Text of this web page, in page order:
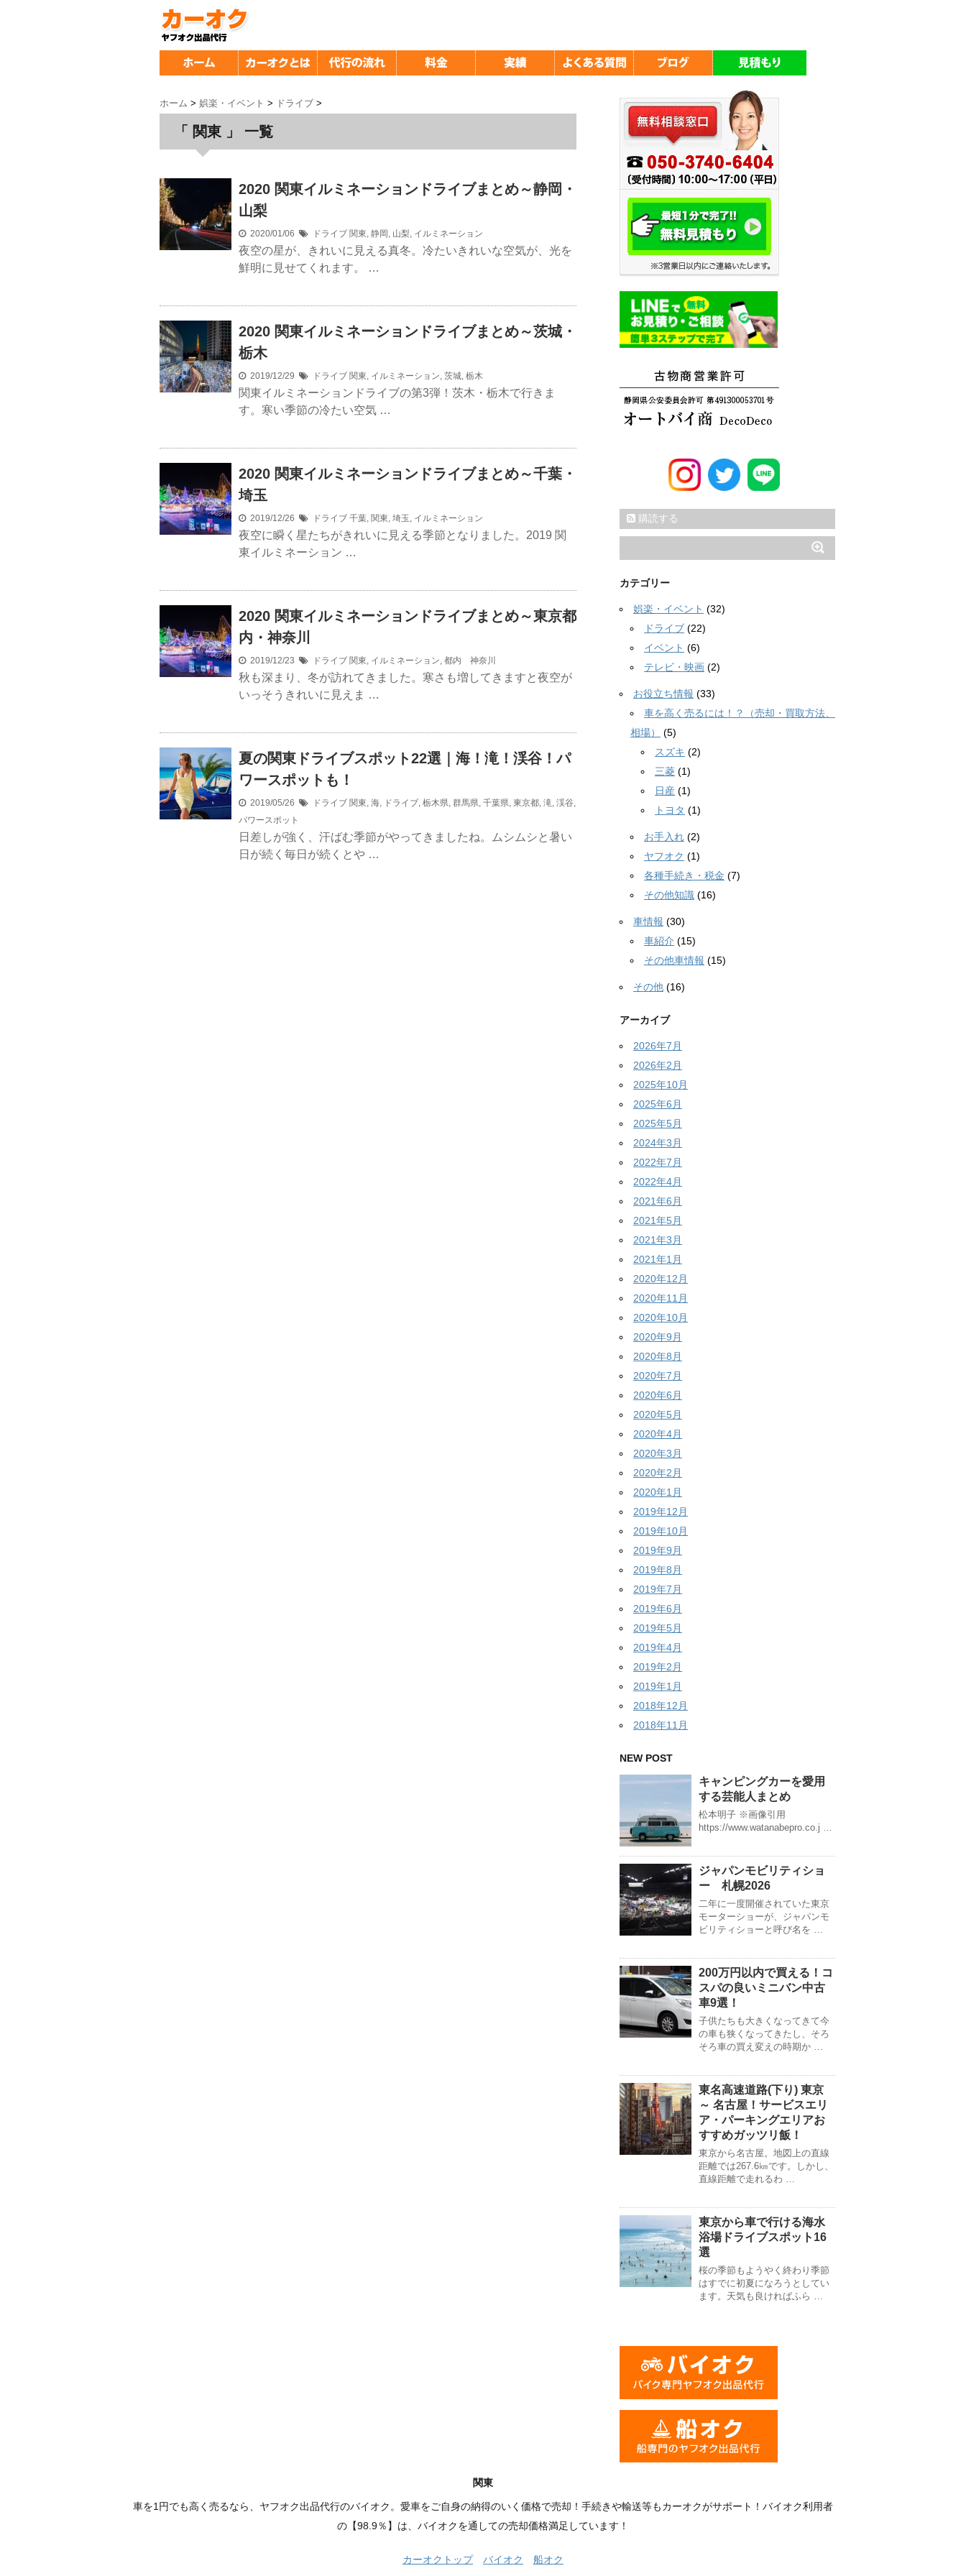
ホーム > 娯楽・イベント > ドライブ >
「 関東 」 一覧
2020 関東イルミネーションドライブまとめ～静岡・
山梨
2020/01/06 ドライブ 関東, 静岡 , 山梨, イルミネーション
夜空の星が、きれいに見える真冬。冷たいきれいな空気が、光を
鮮明に見せてくれます。 …
2020 関東イルミネーションドライブまとめ～茨城・
栃木
2019/12/29 ドライブ 関東, イルミネーション, 茨城, 栃木
関東イルミネーションドライブの第3弾！茨木・栃木で行きま
す。寒い季節の冷たい空気 …
2020 関東イルミネーションドライブまとめ～千葉・
埼玉
2019/12/26 ドライブ 千葉, 関東, 埼玉, イルミネーション
夜空に瞬く星たちがきれいに見える季節となりました。2019 関
東イルミネーション …
2020 関東イルミネーションドライブまとめ～東京都
内・神奈川
2019/12/23 ドライブ 関東, イルミネーション, 都内 神奈川
秋も深まり、冬が訪れてきました。寒さも増してきますと夜空が
いっそうきれいに見えま …
夏の関東ドライブスポット22選｜海！滝！渓谷！パ
ワースポットも！
2019/05/26 ドライブ 関東, 海, ドライブ, 栃木県, 群馬県, 千葉県, 東京都, 滝, 渓谷,
パワースポット
日差しが強く、汗ばむ季節がやってきましたね。ムシムシと暑い
日が続く毎日が続くとや …
購読する
カテゴリー
娯楽・イベント (32)
ドライブ (22)
イベント (6)
テレビ・映画 (2)
お役立ち情報 (33)
車を高く売るには！？（売却・買取方法、
相場）
(5)
スズキ (2)
三菱 (1)
日産 (1)
トヨタ (1)
お手入れ (2)
ヤフオク (1)
各種手続き・税金 (7)
その他知識 (16)
車情報 (30)
車紹介 (15)
その他車情報 (15)
その他 (16)
アーカイブ
2026年7月
2026年2月
2025年10月
2025年6月
2025年5月
2024年3月
2022年7月
2022年4月
2021年6月
2021年5月
2021年3月
2021年1月
2020年12月
2020年11月
2020年10月
2020年9月
2020年8月
2020年7月
2020年6月
2020年5月
2020年4月
2020年3月
2020年2月
2020年1月
2019年12月
2019年10月
2019年9月
2019年8月
2019年7月
2019年6月
2019年5月
2019年4月
2019年2月
2019年1月
2018年12月
2018年11月
NEW POST
キャンピングカーを愛用
する芸能人まとめ
松本明子 ※画像引用
https://www.watanabepro.co.j …
ジャパンモビリティショ
ー 札幌2026
二年に一度開催されていた東京
モーターショーが、ジャパンモ
ビリティショーと呼び名を …
200万円以内で買える！コ
スパの良いミニバン中古
車9選！
子供たちも大きくなってきて今
の車も狭くなってきたし、そろ
そろ車の買え変えの時期か …
東名高速道路(下り) 東京
～ 名古屋！サービスエリ
ア・パーキングエリアお
すすめガッツリ飯！
東京から名古屋。地図上の直線
距離では267.6㎞です。しかし、
直線距離で走れるわ …
東京から車で行ける海水
浴場ドライブスポット16
選
桜の季節もようやく終わり季節
はすでに初夏になろうとしてい
ます。天気も良ければふら …
関東
車を1円でも高く売るなら、ヤフオク出品代行のバイオク。愛車をご自身の納得のいく価格で売却！手続きや輸送等もカーオクがサポート！バイオク利用者
の【98.9％】は、バイオクを通しての売却価格満足しています！
カーオクトップ バイオク 船オク